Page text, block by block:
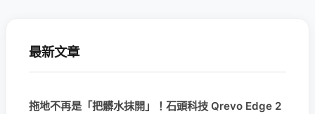
最新文章
拖地不再是「把髒水抹開」！石頭科技 Qrevo Edge 2